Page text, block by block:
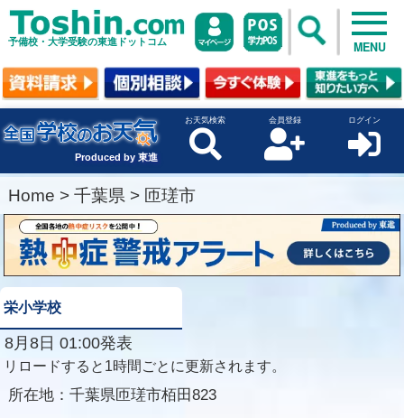
予備校・大学受験の東進ドットコム MENU
Produced by 東進
お天気検索 会員登録 ログイン
Home > 千葉県 > 匝瑳市
栄小学校
8月8日 01:00発表
リロードすると1時間ごとに更新されます。
所在地： 千葉県匝瑳市栢田823